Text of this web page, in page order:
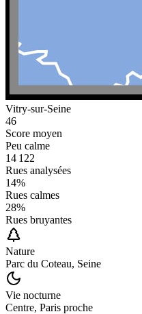
Vitry-sur-Seine
46
Score moyen
Peu calme
14 122
Rues analysées
14%
Rues calmes
28%
Rues bruyantes
Nature
Parc du Coteau, Seine
Vie nocturne
Centre, Paris proche